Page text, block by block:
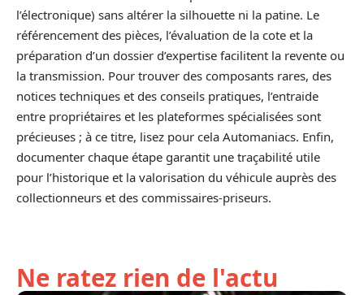
l’électronique) sans altérer la silhouette ni la patine. Le
référencement des pièces, l’évaluation de la cote et la
préparation d’un dossier d’expertise facilitent la revente ou
la transmission. Pour trouver des composants rares, des
notices techniques et des conseils pratiques, l’entraide
entre propriétaires et les plateformes spécialisées sont
précieuses ; à ce titre, lisez pour cela Automaniacs. Enfin,
documenter chaque étape garantit une traçabilité utile
pour l’historique et la valorisation du véhicule auprès des
collectionneurs et des commissaires-priseurs.
Ne ratez rien de l'actu